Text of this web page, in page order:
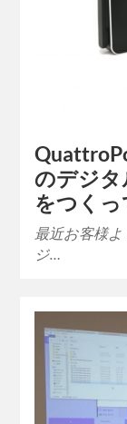
のデジ
をつくっ
最近お客様
ジ…